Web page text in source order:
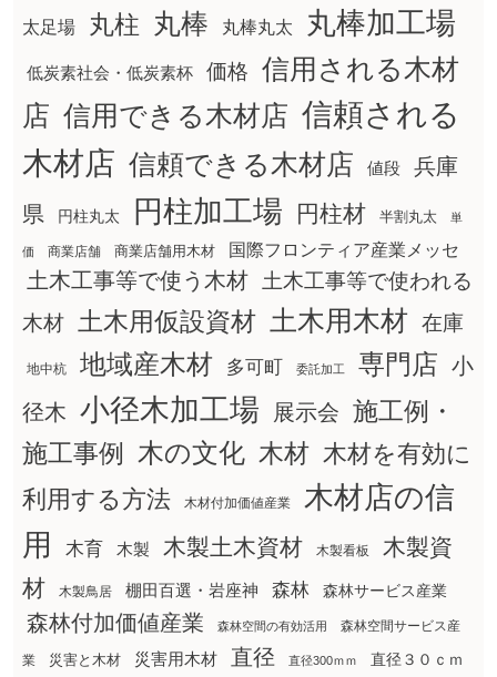
太足場 丸柱 丸棒 丸棒丸太 丸棒加工場
低炭素社会・低炭素杯 価格
信用される木材
店 信用できる木材店 信頼される
木材店 信頼できる木材店 値段
兵庫
県
円柱丸太 円柱加工場 円柱材 半割丸太 単
価 商業店舗 商業店舗用木材 国際フロンティア産業メッセ
土木工事等で使う木材
土木工事等で使われる
木材
土木用仮設資材 土木用木材 在庫
地中杭 地域産木材 多可町 委託加工 専門店 小
径木 小径木加工場 展示会 施工例・
施工事例
木の文化 木材 木材を有効に
利用する方法
木材付加価値産業
木材店の信
用
木育 木製 木製土木資材 木製看板
木製資
材
木製鳥居 棚田百選・岩座神 森林 森林サービス産業
森林付加価値産業 森林空間の有効活用 森林空間サービス産
業 災害と木材 災害用木材 直径 直径300ｍｍ 直径３０ｃｍ